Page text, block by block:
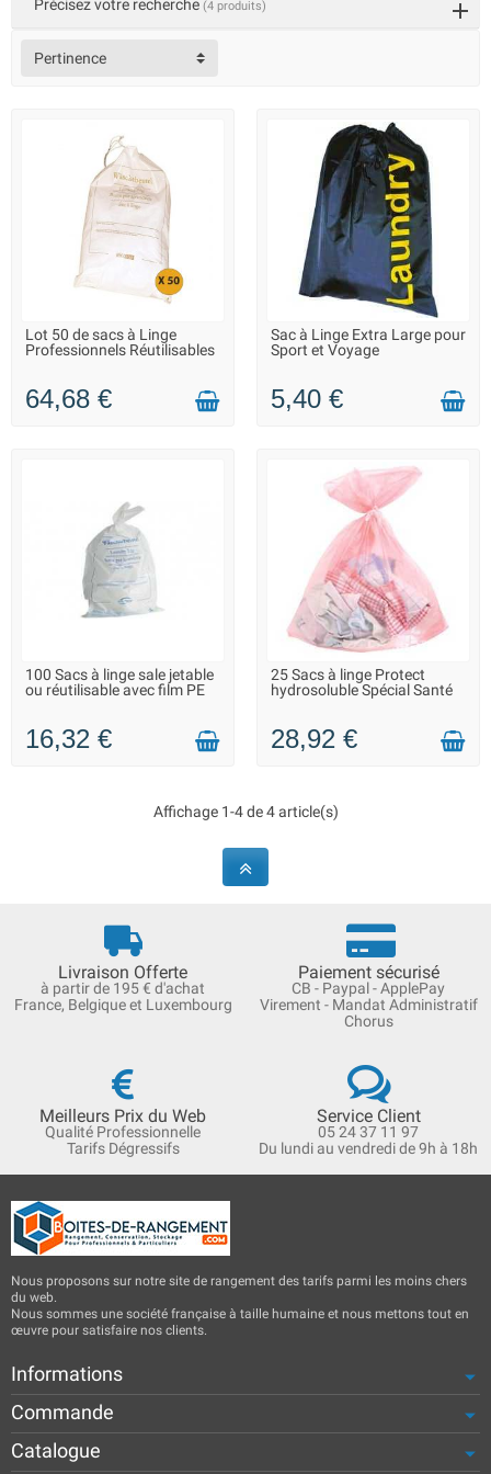
hôtels, campings ou hôpitaux.
pratique standard pour assurer la sécurité, l'hygiène et la gestion
Précisez votre recherche (4 produits)
Pertinence
LIVRAISON 2 À 3 JOURS
Lot 50 de sacs à Linge
Professionnels Réutilisables
64,68 €
LIVRAISON 2 À 3 JOURS
Sac à Linge Extra Large pour
Sport et Voyage
5,40 €
LIVRAISON 2 À 3 JOURS
100 Sacs à linge sale jetable
ou réutilisable avec film PE
16,32 €
EN STOCK DANS 7 JOURS -
VOUS POUVEZ COMMANDER
25 Sacs à linge Protect
hydrosoluble Spécial Santé
28,92 €
Affichage 1-4 de 4 article(s)
Livraison Offerte
à partir de 195 € d'achat
France, Belgique et Luxembourg
Paiement sécurisé
CB - Paypal - ApplePay
Virement - Mandat Administratif
Chorus
Meilleurs Prix du Web
Qualité Professionnelle
Tarifs Dégressifs
Service Client
05 24 37 11 97
Du lundi au vendredi de 9h à 18h
Nous proposons sur notre site de rangement des tarifs parmi les moins chers
du web.
Nous sommes une société française à taille humaine et nous mettons tout en
œuvre pour satisfaire nos clients.
Informations
Commande
Catalogue